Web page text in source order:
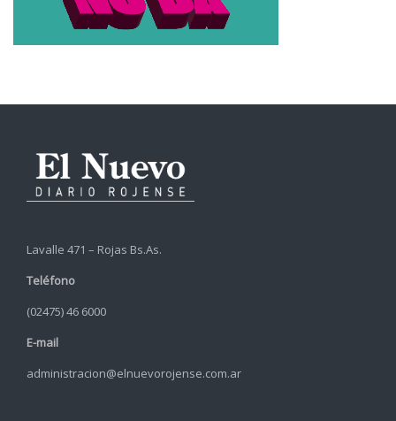
Lavalle 471 – Rojas Bs.As.
Teléfono
(02475) 46 6000
E-mail
administracion@elnuevorojense.com.ar